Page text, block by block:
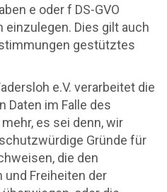
e oder f DS-GVO
einzulegen. Dies gilt auch
gestütztes
e.V. verarbeitet die
Daten im Falle des
es sei denn, wir
Gründe für
die den
und Freiheiten der